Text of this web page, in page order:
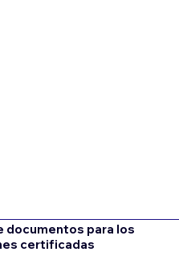
documentos para los
certificadas